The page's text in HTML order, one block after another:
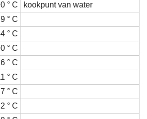
° C
kookpunt van water
° C
° C
° C
° C
° C
° C
° C